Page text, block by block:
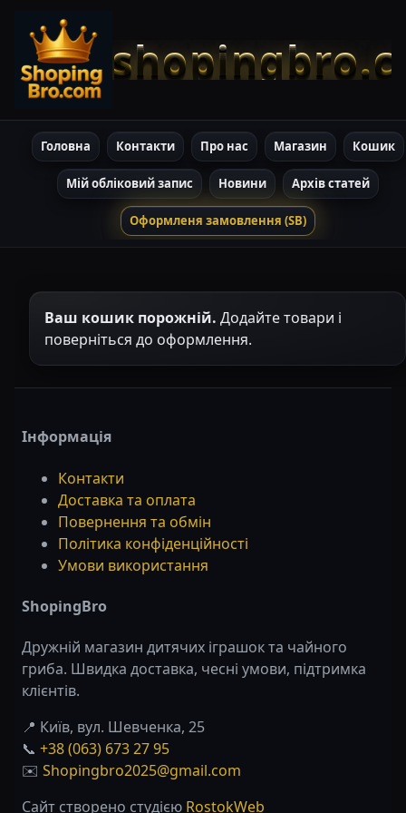
Головна Контакти Про нас Магазин Кошик
Мій обліковий запис Новини Архів статей
Оформленя замовлення (SB)
Ваш кошик порожній. Додайте товари і
поверніться до оформлення.
Інформація
Контакти
Доставка та оплата
Повернення та обмін
Політика конфіденційності
Умови використання
ShopingBro
Дружній магазин дитячих іграшок та чайного
гриба. Швидка доставка, чесні умови, підтримка
клієнтів.
📍 Київ, вул. Шевченка, 25
📞 +38 (063) 673 27 95
✉️ Shopingbro2025@gmail.com
Сайт створено студією RostokWeb